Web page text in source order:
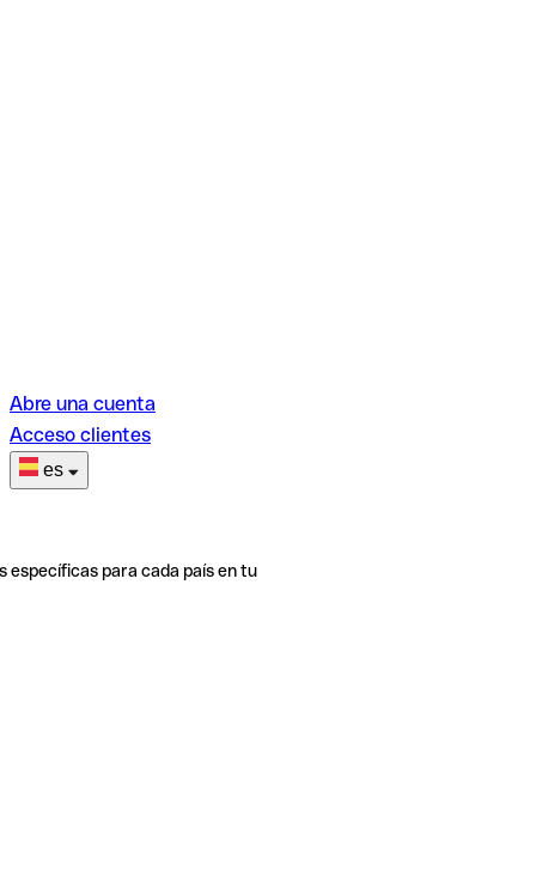
Abre una cuenta
Acceso clientes
es
específicas para cada país en tu